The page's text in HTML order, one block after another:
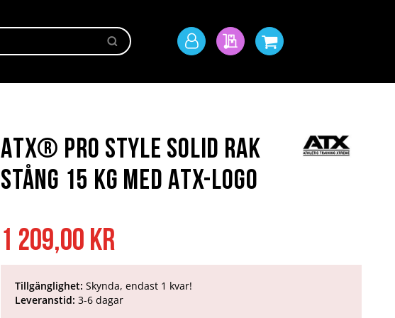
Sök
Mitt
Min offertMin kundvagn
1 209,00 kr
Tillgänglighet: Skynda, endast 1 kvar!
Leveranstid: 3-6 dagar
ATX® Pro Style Solid Rak
stång 15 kg med ATX-logo